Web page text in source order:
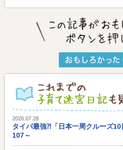
2026.07.28
タイパ最強⁈「日本一周クルーズ
107～